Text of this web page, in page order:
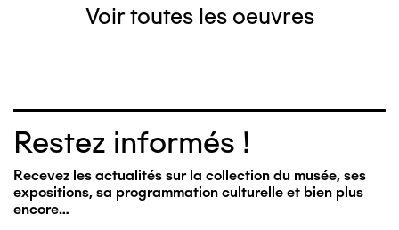
Voir toutes les oeuvres
Restez informés !
Recevez les actualités sur la collection du musée, ses
expositions, sa programmation culturelle et bien plus
encore…